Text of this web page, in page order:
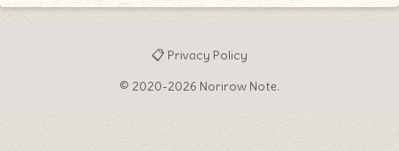
📋 Privacy Policy
© 2020-2026 Norirow Note.